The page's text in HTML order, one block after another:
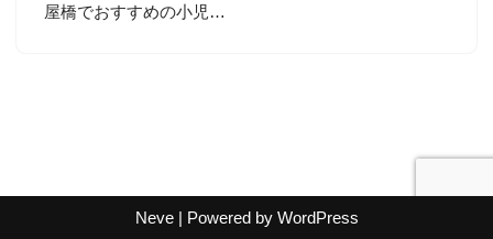
屋橋でおすすめの小児…
Neve| Powered by WordPress